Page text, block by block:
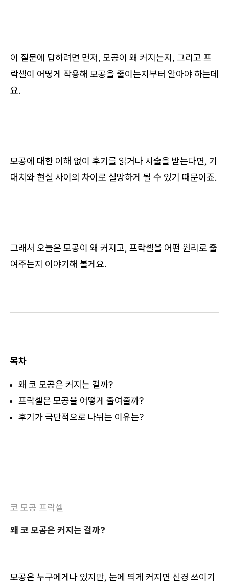
이 질문에 답하려면 먼저, 모공이 왜 커지는지, 그리고 프
락셀이 어떻게 작용해 모공을 줄이는지부터 알아야 하는데
요.
모공에 대한 이해 없이 후기를 읽거나 시술을 받는다면, 기
대치와 현실 사이의 차이로 실망하게 될 수 있기 때문이죠.
그래서 오늘은 모공이 왜 커지고, 프락셀을 어떤 원리로 줄
여주는지 이야기해 볼게요.
목차
왜 코 모공은 커지는 걸까?
프락셀은 모공을 어떻게 줄여줄까?
후기가 극단적으로 나뉘는 이유는?
코 모공 프락셀
왜 코 모공은 커지는 걸까?
모공은 누구에게나 있지만, 눈에 띄게 커지면 신경 쓰이기